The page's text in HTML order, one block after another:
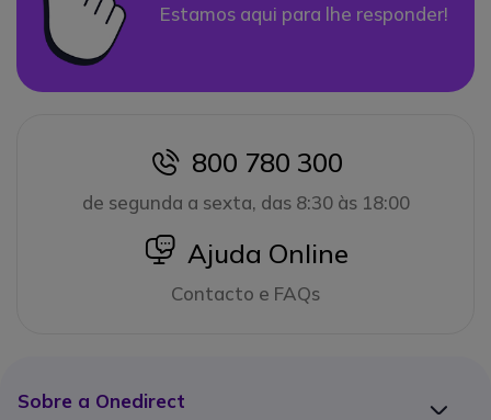
Estamos aqui para lhe responder!
icon
800 780 300
de segunda a sexta, das 8:30 às 18:00
icon
Ajuda Online
Contacto e FAQs
Sobre a Onedirect